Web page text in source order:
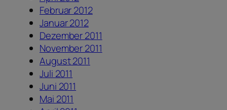
Februar 2012
Januar 2012
Dezember 2011
November 2011
August 2011
Juli 2011
Juni 2011
Mai 2011